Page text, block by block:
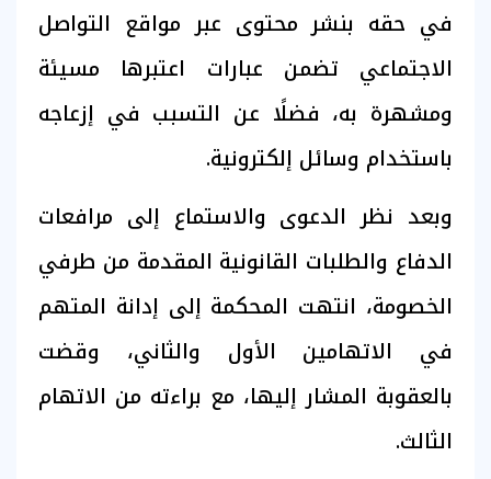
في حقه بنشر محتوى عبر مواقع التواصل
الاجتماعي تضمن عبارات اعتبرها مسيئة
ومشهرة به، فضلًا عن التسبب في إزعاجه
باستخدام وسائل إلكترونية.
وبعد نظر الدعوى والاستماع إلى مرافعات
الدفاع والطلبات القانونية المقدمة من طرفي
الخصومة، انتهت المحكمة إلى إدانة المتهم
في الاتهامين الأول والثاني، وقضت
بالعقوبة المشار إليها، مع براءته من الاتهام
الثالث.